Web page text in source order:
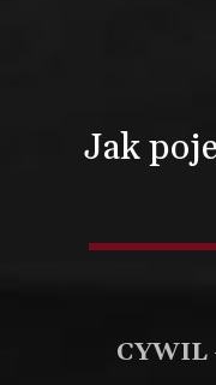
Jak
CYWIL